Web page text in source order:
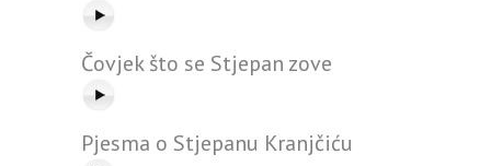
Čovjek što se Stjepan zove
Pjesma o Stjepanu Kranjčiću